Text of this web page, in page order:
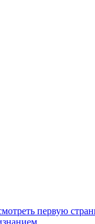
первую